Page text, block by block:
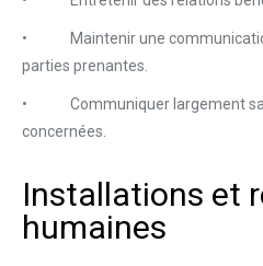
•
Maintenir une
parties prenantes.
•
Communiquer largement
concernées.
Installations et
humaines